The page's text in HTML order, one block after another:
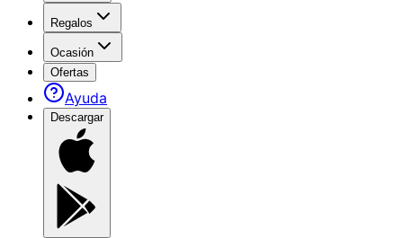
Regalos
Ocasión
Ofertas
Ayuda
Descargar